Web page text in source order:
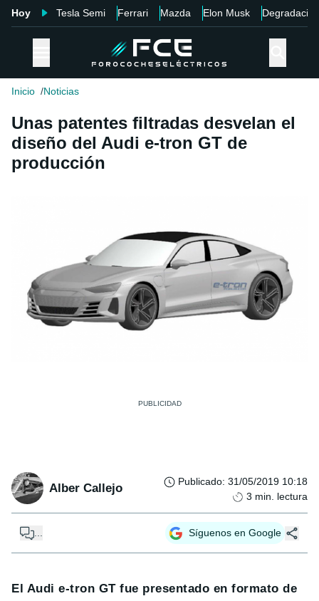
Hoy Tesla Semi Ferrari Mazda Elon Musk Degradación
Inicio Noticias
Unas patentes filtradas desvelan el
diseño del Audi e-tron GT de
producción
Alber Callejo Publicado: 31/05/2019 10:18
3 min. lectura
... Síguenos en Google
El Audi e-tron GT fue presentado en formato de